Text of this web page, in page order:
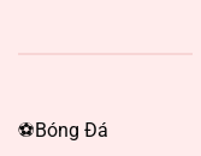
⚽Bóng Đá